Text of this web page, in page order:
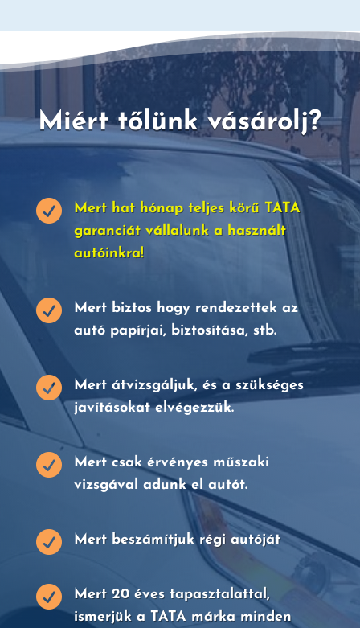
Miért tőlünk vásárolj?

Mert hat hónap teljes körű TATA
garanciát vállalunk a használt
autóinkra!

Mert biztos hogy rendezettek az
autó papírjai, biztosítása, stb.

Mert átvizsgáljuk, és a szükséges
javításokat elvégezzük.

Mert csak érvényes műszaki
vizsgával adunk el autót.
 Mert beszámítjuk régi autóját

Mert 20 éves tapasztalattal,
ismerjük a TATA márka minden